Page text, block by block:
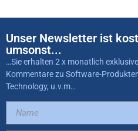
Unser Newsletter ist
umsonst...
…Sie erhalten 2 x monatlich
Kommentare zu Software-
Technology, u.v.m…